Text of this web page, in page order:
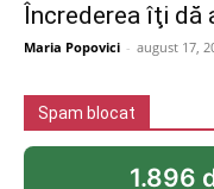
Încrederea îţi dă
Maria Popovici - august 17,
Spam blocat
1.896